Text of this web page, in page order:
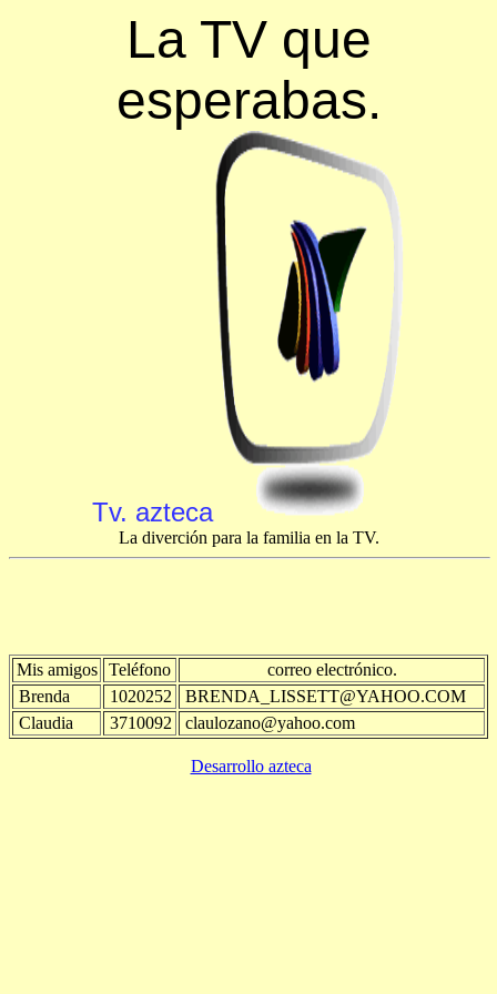
La TV que
esperabas.
Tv. azteca
La diverción para la familia en la TV.
Mis amigos Teléfono
correo electrónico.
Brenda
1020252
BRENDA_LISSETT@YAHOO.COM
Claudia
3710092 claulozano@yahoo.com
Desarrollo azteca